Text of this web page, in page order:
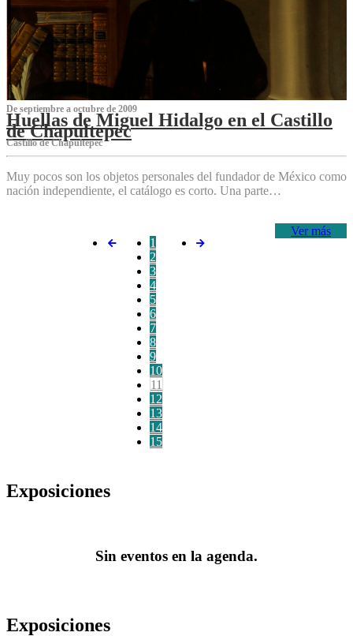
De septiembre a octubre de 2009
Huellas de Miguel Hidalgo en el Castillo
de Chapultepec
Castillo de Chapultepec
Muy pocos son los objetos personales del fundador de México como
nación independiente, el catálogo es corto. Una parte…
Ver más
1
2
3
4
5
6
7
8
9
10
11
12
13
14
15
Exposiciones
Sin eventos en la agenda.
Exposiciones